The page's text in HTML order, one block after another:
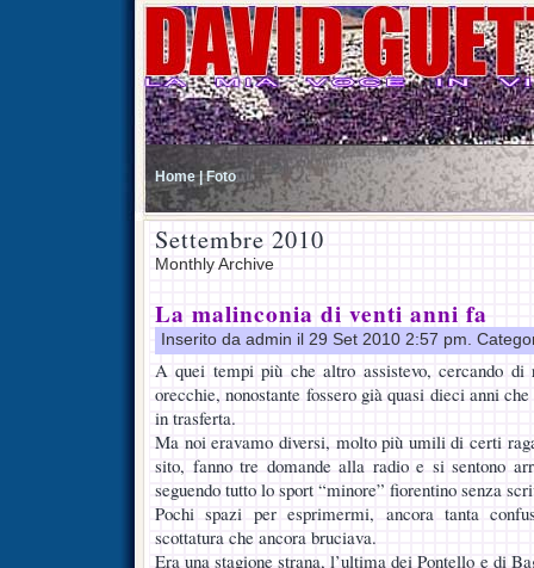
Home | Foto
Settembre 2010
Monthly Archive
La malinconia di venti anni fa
Inserito da admin il 29 Set 2010 2:57 pm.
A quei tempi più che altro assistevo, cercando
orecchie, nonostante fossero già quasi dieci anni
in trasferta.
Ma noi eravamo diversi, molto più umili di certi
sito, fanno tre domande alla radio e si sentono
seguendo tutto lo sport “minore” fiorentino senza
Pochi spazi per esprimermi, ancora tanta
scottatura che ancora bruciava.
Era una stagione strana, l’ultima dei Pontello e di